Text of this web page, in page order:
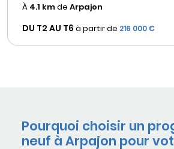
À 4.1 kmde Arpajon
DU T2 AU T6 à partir de 216 000 €
Pourquoi choisir un
neuf à Arpajon pour